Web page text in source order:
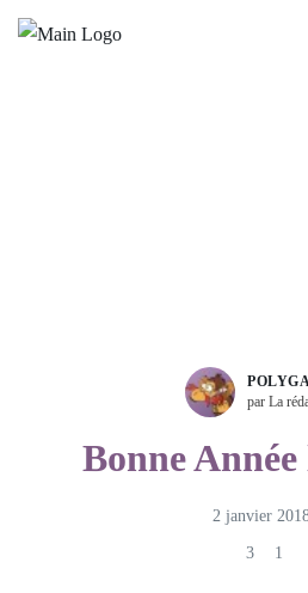
par La
Bonne Année
2 janvier
3 1